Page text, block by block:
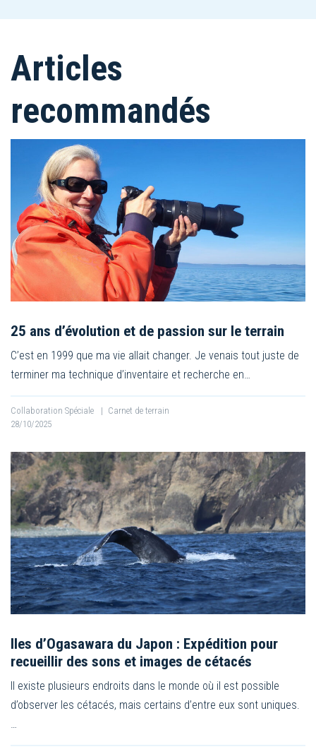
Articles
recommandés
25 ans d’évolution et de passion sur le terrain
C’est en 1999 que ma vie allait changer. Je venais tout juste de
terminer ma technique d’inventaire et recherche en…
Collaboration Spéciale | Carnet de terrain
28/10/2025
Iles d’Ogasawara du Japon : Expédition pour
recueillir des sons et images de cétacés
Il existe plusieurs endroits dans le monde où il est possible
d’observer les cétacés, mais certains d’entre eux sont uniques.
…